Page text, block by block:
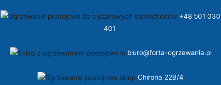
+48 501 030
401
biuro@forta-ogrzewania.pl
Chirona 22B/4